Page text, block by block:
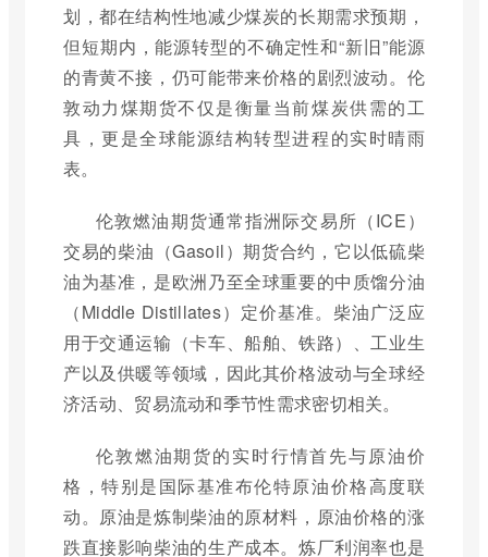
划，都在结构性地减少煤炭的长期需求预期，
但短期内，能源转型的不确定性和“新旧”能源
的青黄不接，仍可能带来价格的剧烈波动。伦
敦动力煤期货不仅是衡量当前煤炭供需的工
具，更是全球能源结构转型进程的实时晴雨
表。
伦敦燃油期货通常指洲际交易所（ICE）
交易的柴油（Gasoil）期货合约，它以低硫柴
油为基准，是欧洲乃至全球重要的中质馏分油
（Middle Distillates）定价基准。柴油广泛应
用于交通运输（卡车、船舶、铁路）、工业生
产以及供暖等领域，因此其价格波动与全球经
济活动、贸易流动和季节性需求密切相关。
伦敦燃油期货的实时行情首先与原油价
格，特别是国际基准布伦特原油价格高度联
动。原油是炼制柴油的原材料，原油价格的涨
跌直接影响柴油的生产成本。炼厂利润率也是